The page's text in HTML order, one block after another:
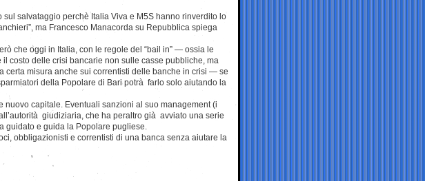
sul salvataggio perchè Italia Viva e M5S hanno rinverdito lo
ma Francesco Manacorda su Repubblica spiega
che oggi in Italia, con le regole del “bail in” — ossia le
costo delle crisi bancarie non sulle casse pubbliche, ma
certa misura anche sui correntisti delle banche in crisi — se
della Popolare di Bari potrà farlo solo aiutando la
nuovo capitale. Eventuali sanzioni al suo management (i
giudiziaria, che ha peraltro già avviato una serie
guidato e guida la Popolare pugliese.
obbligazionisti e correntisti di una banca senza aiutare la